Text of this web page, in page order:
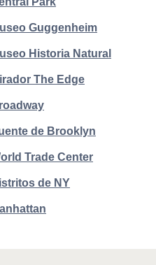
Guggenheim
Historia Natural
The Edge
de Brooklyn
Trade Center
de NY